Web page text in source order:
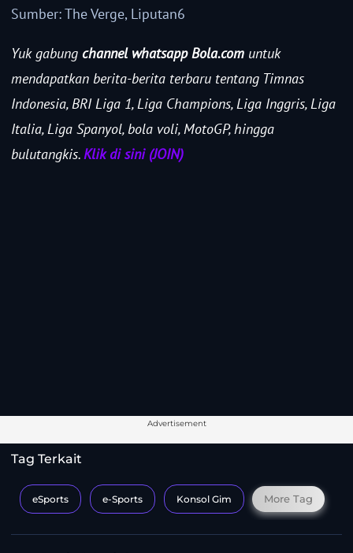
Sumber: The Verge, Liputan6
Yuk gabung channel whatsapp Bola.com untuk
mendapatkan berita-berita terbaru tentang Timnas
Indonesia, BRI Liga 1, Liga Champions, Liga Inggris, Liga
Italia, Liga Spanyol, bola voli, MotoGP, hingga
bulutangkis.Klik di sini (JOIN)
Advertisement
Tag Terkait
eSports e-Sports Konsol Gim More Tag